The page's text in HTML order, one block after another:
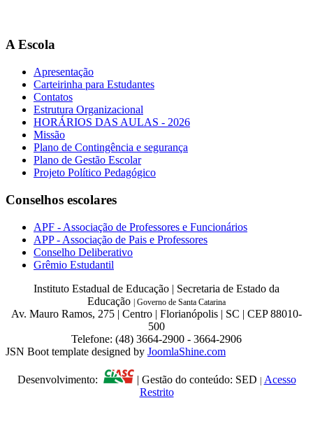
A Escola
Apresentação
Carteirinha para Estudantes
Contatos
Estrutura Organizacional
HORÁRIOS DAS AULAS - 2026
Missão
Plano de Contingência e segurança
Plano de Gestão Escolar
Projeto Político Pedagógico
Conselhos escolares
APF - Associação de Professores e Funcionários
APP - Associação de Pais e Professores
Conselho Deliberativo
Grêmio Estudantil
Instituto Estadual de Educação | Secretaria de Estado da
Educação | Governo de Santa Catarina
Av. Mauro Ramos, 275 | Centro | Florianópolis | SC | CEP 88010-
500
Telefone: (48) 3664-2900 - 3664-2906
JSN Boot template designed by JoomlaShine.com
Desenvolvimento: | Gestão do conteúdo: SED | Acesso
Restrito